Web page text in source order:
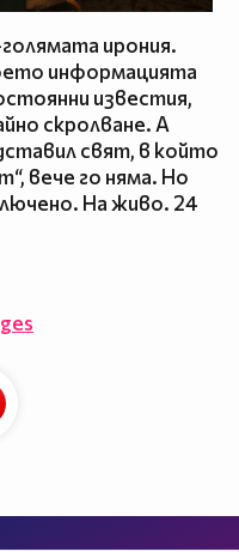
ирония.
информацията
известия,
скролване. А
свят, в който
вече го няма. Но
На живо. 24